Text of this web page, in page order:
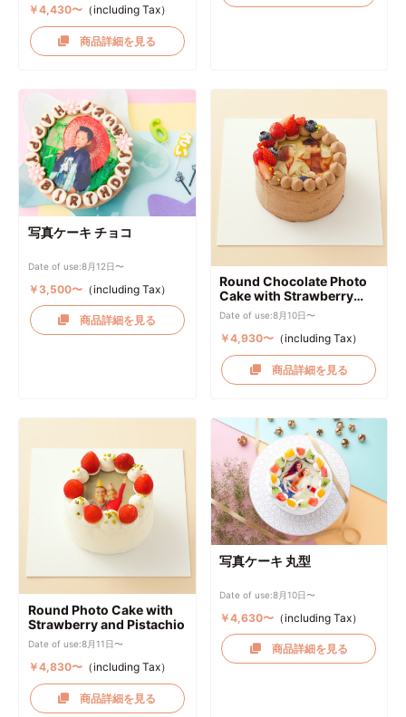
￥4,430〜（including Tax）
商品詳細を見る
写真ケーキ チョコ
Date of use:8月12日〜
￥3,500〜（including Tax）
商品詳細を見る
Round Chocolate Photo
Cake with Strawberry
and Raspberry
Date of use:8月10日〜
￥4,930〜 （including Tax）
商品詳細を見る
Round Photo Cake with
Strawberry and Pistachio
Date of use:8月11日〜
￥4,830〜（including Tax）
商品詳細を見る
写真ケーキ 丸型
Date of use:8月10日〜
￥4,630〜 （including Tax）
商品詳細を見る